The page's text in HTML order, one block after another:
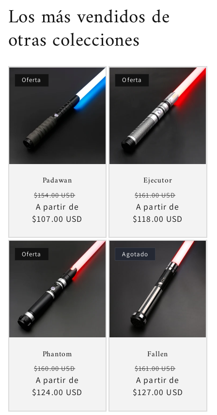
Los más vendidos de
otras colecciones
Oferta
Padawan
Precio
habitual
$154.00 USD
oferta
A partir de
$107.00 USD
Oferta
Ejecutor
Precio
habitual
$161.00 USD
oferta
A partir de
$118.00 USD
Oferta
Phantom
Precio
habitual
$160.00 USD
oferta
A partir de
$124.00 USD
Agotado
Fallen
Precio
habitual
$161.00 USD
oferta
A partir de
$127.00 USD